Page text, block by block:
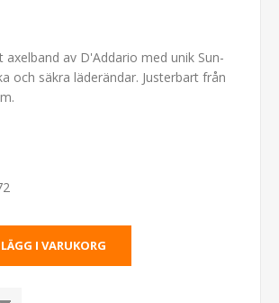
axelband av D'Addario med unik Sun-
och säkra läderändar. Justerbart från